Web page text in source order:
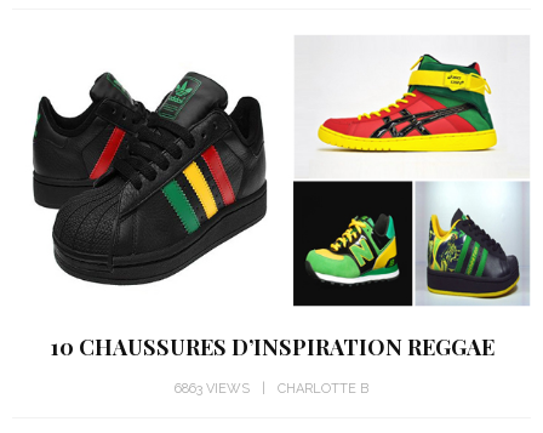
10 CHAUSSURES D’INSPIRATION REGGAE
6863 VIEWS CHARLOTTE B